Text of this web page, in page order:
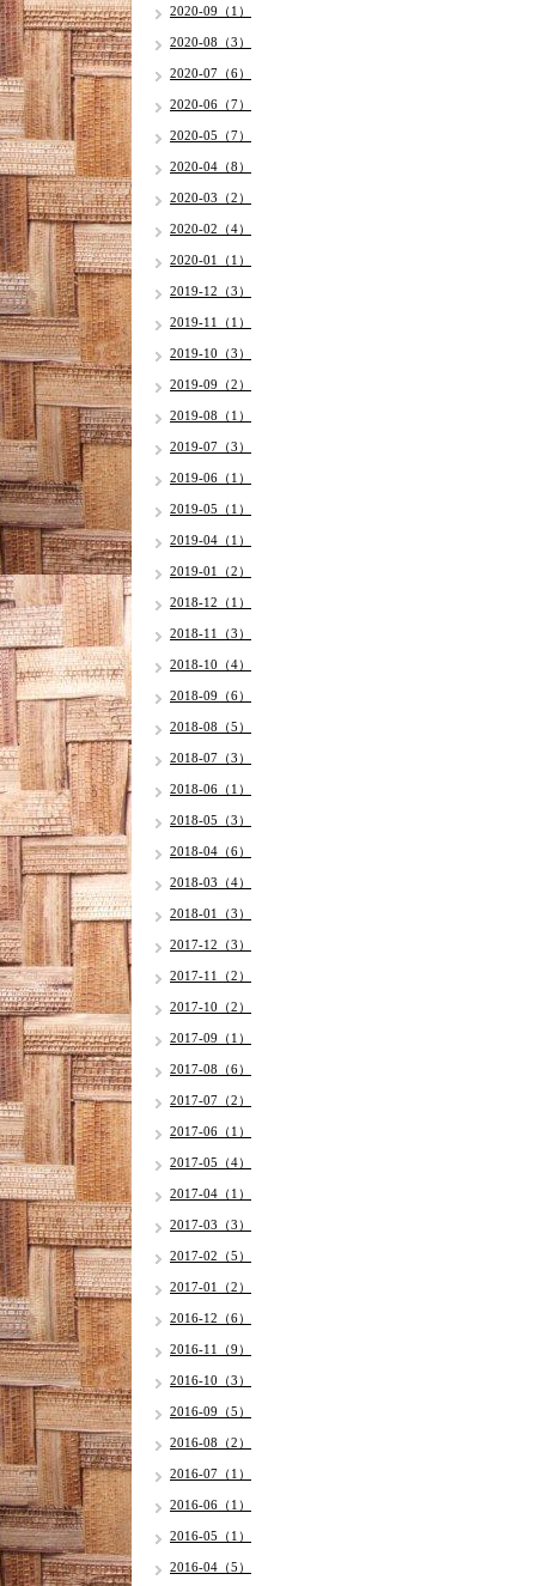
2020-09（1）
2020-08（3）
2020-07（6）
2020-06（7）
2020-05（7）
2020-04（8）
2020-03（2）
2020-02（4）
2020-01（1）
2019-12（3）
2019-11（1）
2019-10（3）
2019-09（2）
2019-08（1）
2019-07（3）
2019-06（1）
2019-05（1）
2019-04（1）
2019-01（2）
2018-12（1）
2018-11（3）
2018-10（4）
2018-09（6）
2018-08（5）
2018-07（3）
2018-06（1）
2018-05（3）
2018-04（6）
2018-03（4）
2018-01（3）
2017-12（3）
2017-11（2）
2017-10（2）
2017-09（1）
2017-08（6）
2017-07（2）
2017-06（1）
2017-05（4）
2017-04（1）
2017-03（3）
2017-02（5）
2017-01（2）
2016-12（6）
2016-11（9）
2016-10（3）
2016-09（5）
2016-08（2）
2016-07（1）
2016-06（1）
2016-05（1）
2016-04（5）